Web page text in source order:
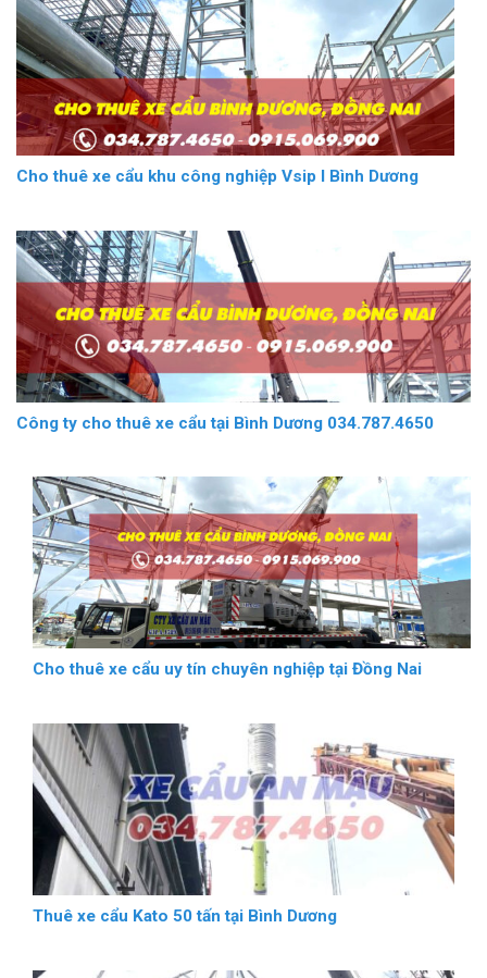
Cho thuê xe cẩu khu công nghiệp Vsip I Bình Dương
Công ty cho thuê xe cẩu tại Bình Dương 034.787.4650
Cho thuê xe cẩu uy tín chuyên nghiệp tại Đồng Nai
Thuê xe cẩu Kato 50 tấn tại Bình Dương